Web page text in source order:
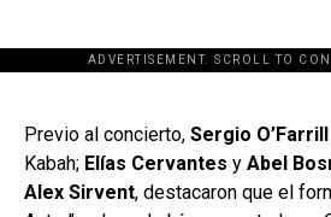
ADVERTISEMENT. SCROLL TO
[adsforwp
Previo al concierto, Sergio O’Farrill
Kabah; Elías Cervantes y Abel
Alex Sirvent, destacaron que el